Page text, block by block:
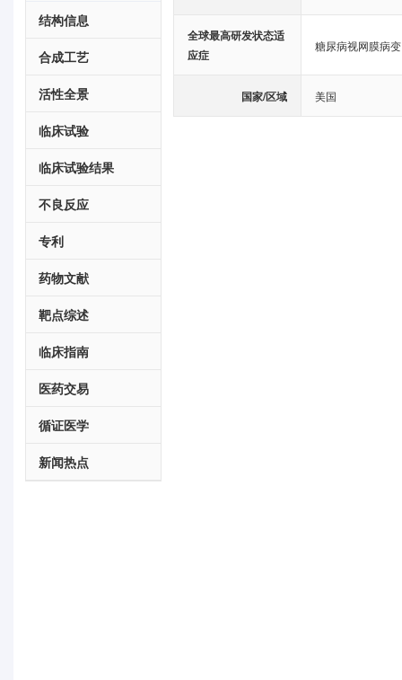
结构信息
合成工艺
活性全景
临床试验
临床试验结果
不良反应
专利
药物文献
靶点综述
临床指南
医药交易
循证医学
新闻热点
全球最高研发状态适
应症
糖尿病视网膜病变
国家/区域 美国